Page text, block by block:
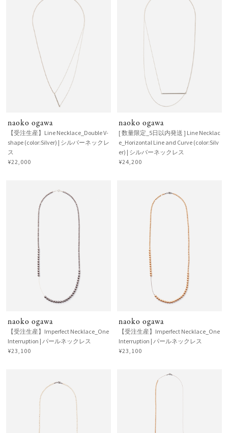
naoko ogawa
【受注生産】Line Necklace_Double V-
shape (color:Silver) | シルバーネックレ
ス
¥22,000
naoko ogawa
[ 数量限定_5日以内発送 ] Line Necklac
e_Horizontal Line and Curve (color:Silv
er) | シルバーネックレス
¥24,200
naoko ogawa
【受注生産】Imperfect Necklace_One
Interruption | パールネックレス
¥23,100
naoko ogawa
【受注生産】Imperfect Necklace_One
Interruption | パールネックレス
¥23,100